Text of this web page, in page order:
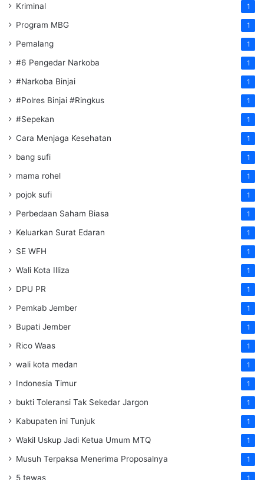
Kriminal 1
Program MBG 1
Pemalang 1
#6 Pengedar Narkoba 1
#Narkoba Binjai 1
#Polres Binjai #Ringkus 1
#Sepekan 1
Cara Menjaga Kesehatan 1
bang sufi 1
mama rohel 1
pojok sufi 1
Perbedaan Saham Biasa 1
Keluarkan Surat Edaran 1
SE WFH 1
Wali Kota Illiza 1
DPU PR 1
Pemkab Jember 1
Bupati Jember 1
Rico Waas 1
wali kota medan 1
Indonesia Timur 1
bukti Toleransi Tak Sekedar Jargon 1
Kabupaten ini Tunjuk 1
Wakil Uskup Jadi Ketua Umum MTQ 1
Musuh Terpaksa Menerima Proposalnya 1
5 tewas 1